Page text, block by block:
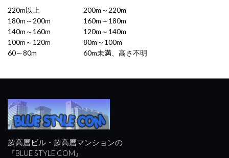
220m以上
200m～220m
180m～200m
160m～180m
140m～160m
120m～140m
100m～120m
80m～100m
60～80m
60m未満、高さ不明
超高層ビル・超高層マンションの
『BLUE STYLE COM』